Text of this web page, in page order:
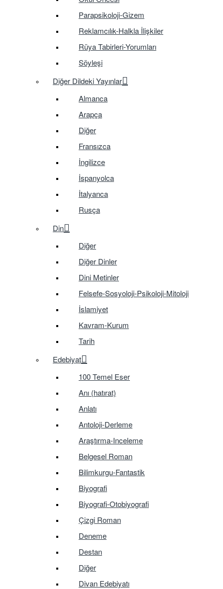
Parapsikoloji-Gizem
Reklamcılık-Halkla İlişkiler
Rüya Tabirleri-Yorumları
Söyleşi
Diğer Dildeki Yayınlar
Almanca
Arapça
Diğer
Fransızca
İngilizce
İspanyolca
İtalyanca
Rusça
Din
Diğer
Diğer Dinler
Dini Metinler
Felsefe-Sosyoloji-Psikoloji-Mitoloji
İslamiyet
Kavram-Kurum
Tarih
Edebiyat
100 Temel Eser
Anı (hatırat)
Anlatı
Antoloji-Derleme
Araştırma-Inceleme
Belgesel Roman
Bilimkurgu-Fantastik
Biyografi
Biyografi-Otobiyografi
Çizgi Roman
Deneme
Destan
Diğer
Divan Edebiyatı